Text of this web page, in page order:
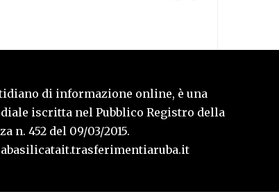
di informazione online, è una
iscritta nel Pubblico Registro della
n. 452 del 09/03/2015.